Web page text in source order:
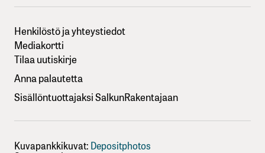
Henkilöstö ja yhteystiedot
Mediakortti
Tilaa uutiskirje
Anna palautetta
Sisällöntuottajaksi SalkunRakentajaan
Kuvapankkikuvat: Depositphotos